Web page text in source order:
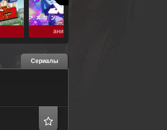
аниме
Сериалы